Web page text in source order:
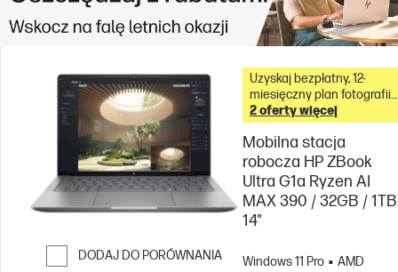
DODAJ DO PORÓWNANIA
Uzyskaj bezpłatny, 12-
miesięczny plan fotografii
Adobe Creative Cloud z
tym komputerem &
2 oferty więcej
Mobilna stacja
robocza HP ZBook
Ultra G1a Ryzen AI
MAX 390 / 32GB / 1TB
14"
Windows 11 Pro
AMD